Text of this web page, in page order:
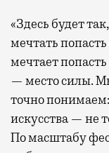
«Здесь будет
мечтать
мечтает
— место силы.
точно понимаем:
искусства — не
По масштабу